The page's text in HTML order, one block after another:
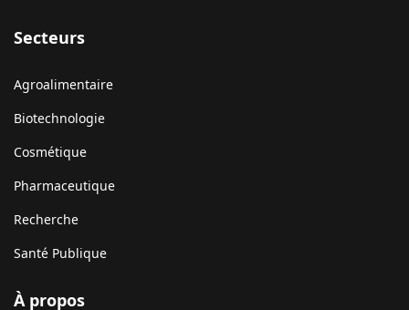
Secteurs
Agroalimentaire
Biotechnologie
Cosmétique
Pharmaceutique
Recherche
Santé Publique
À propos